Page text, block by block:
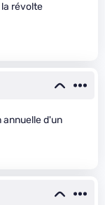
révolte
d'un